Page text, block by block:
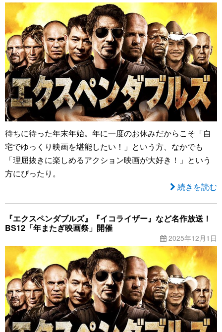
待ちに待った年末年始。年に一度のお休みだからこそ「自
宅でゆっくり映画を堪能したい！」という方、なかでも
「理屈抜きに楽しめるアクション映画が大好き！」という
方にぴったり。
続きを読む
『エクスペンダブルズ』『イコライザー』など名作放送！
BS12「年またぎ映画祭」開催
2025年12月1日